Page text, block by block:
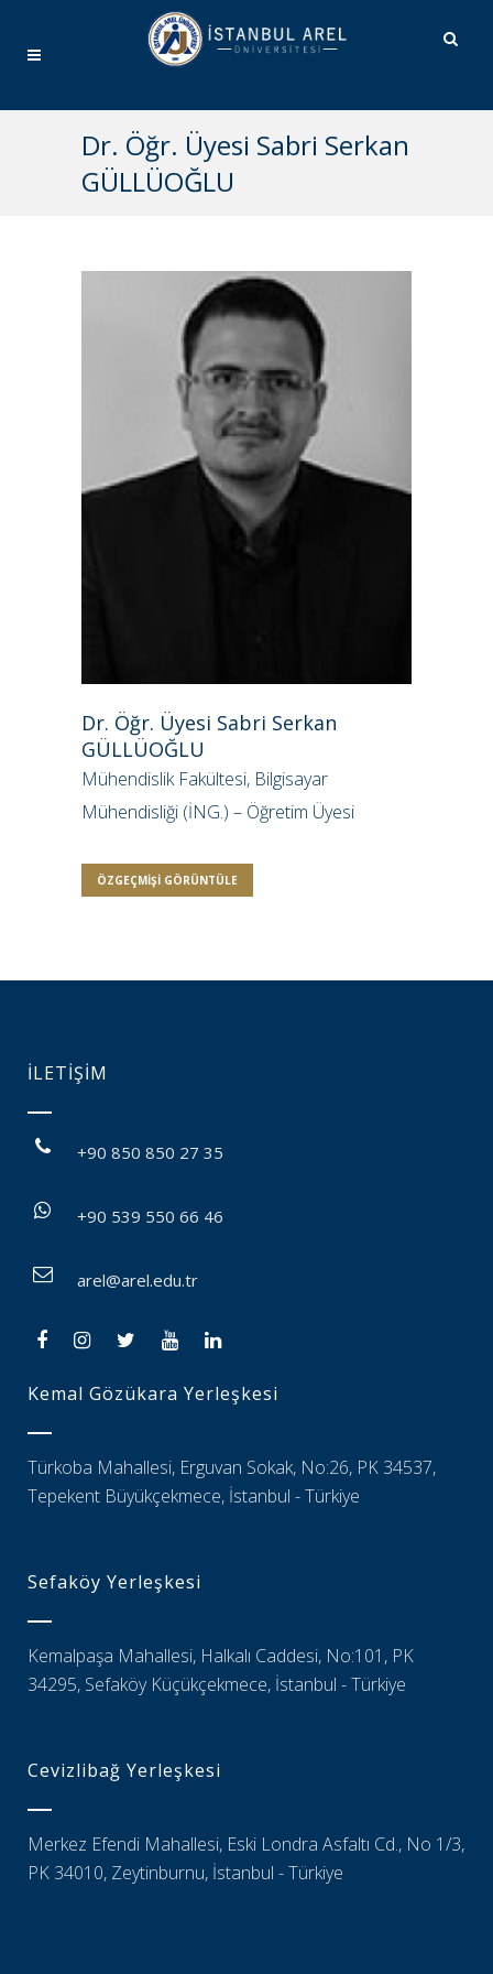
Dr. Öğr. Üyesi Sabri Serkan
GÜLLÜOĞLU
Dr. Öğr. Üyesi Sabri Serkan
GÜLLÜOĞLU
Mühendislik Fakültesi, Bilgisayar
Mühendisliği (İNG.) – Öğretim Üyesi
ÖZGEÇMIŞI GÖRÜNTÜLE
İLETİŞİM
+90 850 850 27 35
+90 539 550 66 46
arel@arel.edu.tr
Kemal Gözükara Yerleşkesi
Türkoba Mahallesi, Erguvan Sokak, No:26, PK 34537,
Tepekent Büyükçekmece, İstanbul - Türkiye
Sefaköy Yerleşkesi
Kemalpaşa Mahallesi, Halkalı Caddesi, No:101, PK
34295, Sefaköy Küçükçekmece, İstanbul - Türkiye
Cevizlibağ Yerleşkesi
Merkez Efendi Mahallesi, Eski Londra Asfaltı Cd., No 1/3,
PK 34010, Zeytinburnu, İstanbul - Türkiye